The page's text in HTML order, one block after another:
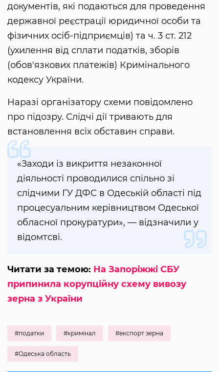
документів, які подаються для проведення
державної реєстрації юридичної особи та
фізичних осіб-підприємців) та ч. 3 ст. 212
(ухилення від сплати податків, зборів
(обов'язкових платежів) Кримінального
кодексу України.
Наразі організатору схеми повідомлено
про підозру. Слідчі дії тривають для
встановлення всіх обставин справи.
«Заходи із викриття незаконної
діяльності проводилися спільно зі
слідчими ГУ ДФС в Одеській області під
процесуальним керівництвом Одеської
обласної прокуратури», — відзначили у
відомтсві.
Читати за темою: На Запоріжжі СБУ
припинила корупційну схему вивозу
зерна з України
#податки #кримінал #експорт зерна
#Одеська область